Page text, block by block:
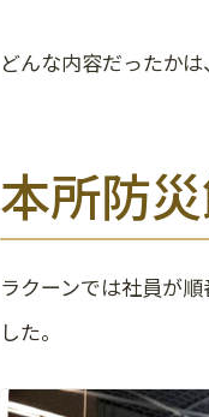
どんな内容だったか
本所防
ラクーンでは社員が
した。